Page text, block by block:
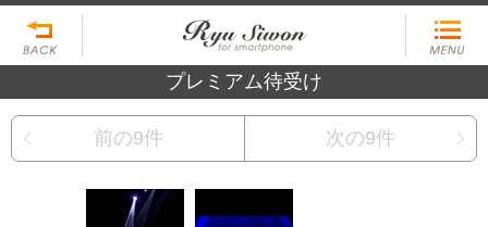
プレミアム待受け
前の9件 次の9件